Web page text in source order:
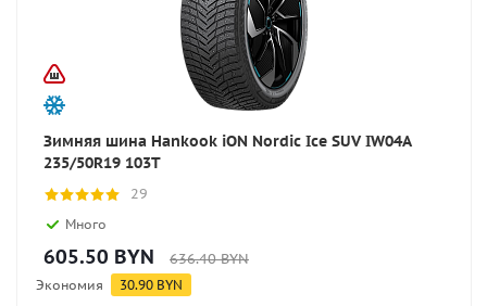
Зимняя шина Hankook iON Nordic Ice SUV IW04A
235/50R19 103T
29
Много
605.50 BYN 636.40BYN
Экономия 30.90 BYN